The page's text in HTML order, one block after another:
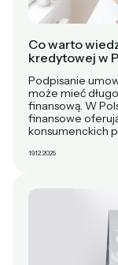
Co warto
kredytowej w
Podpisanie
może mieć
finansową. W
finansowe
konsumenckich
19.12.2025